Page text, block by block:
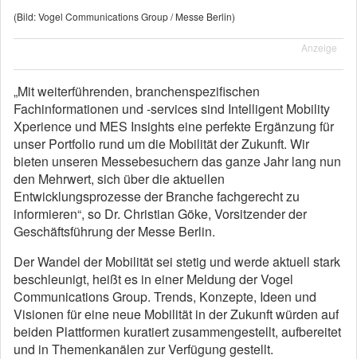
(Bild: Vogel Communications Group / Messe Berlin)
Anzeige
„Mit weiterführenden, branchenspezifischen
Fachinformationen und -services sind Intelligent Mobility
Xperience und MES Insights eine perfekte Ergänzung für
unser Portfolio rund um die Mobilität der Zukunft. Wir
bieten unseren Messebesuchern das ganze Jahr lang nun
den Mehrwert, sich über die aktuellen
Entwicklungsprozesse der Branche fachgerecht zu
informieren“, so Dr. Christian Göke, Vorsitzender der
Geschäftsführung der Messe Berlin.
Der Wandel der Mobilität sei stetig und werde aktuell stark
beschleunigt, heißt es in einer Meldung der Vogel
Communications Group. Trends, Konzepte, Ideen und
Visionen für eine neue Mobilität in der Zukunft würden auf
beiden Plattformen kuratiert zusammengestellt, aufbereitet
und in Themenkanälen zur Verfügung gestellt.